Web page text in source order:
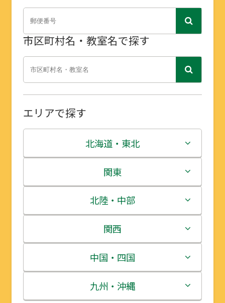
市区町村名・教室名で探す
エリアで探す
北海道・東北
北海道
青森県
岩手県
宮城県
秋田県
関東
茨城県
栃木県
群馬県
埼玉県
北陸・中部
新潟県
富山県
石川県
関西
三重県
滋賀県
中国・四国
鳥取県
九州・沖縄